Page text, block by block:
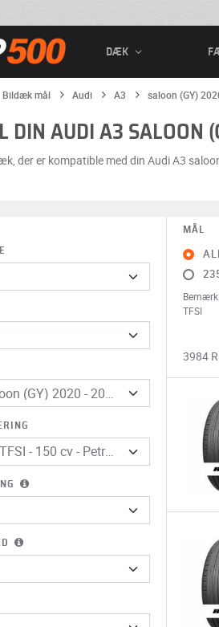
DÆK
Bildæk mål Audi A3 saloon (GY)
DIN AUDI A3 SALOON
der er kompatible med din Audi A3
MÅL
TFSI
3984